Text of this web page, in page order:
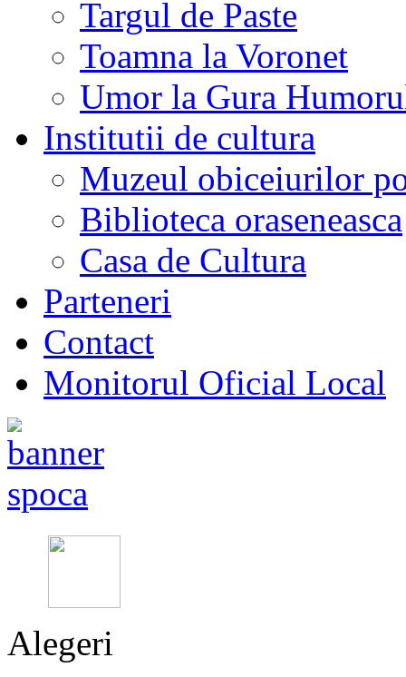
Targul de Paste
Toamna la Voronet
Umor la Gura
Institutii de cultura
Muzeul obiceiurilor
Biblioteca oraseneasca
Casa de Cultura
Parteneri
Contact
Monitorul Oficial Local
Alegeri